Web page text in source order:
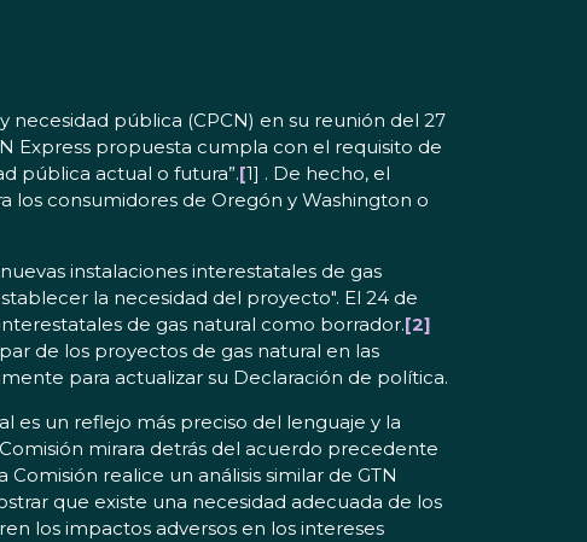
necesidad pública (CPCN) en su reunión del 27
Express propuesta cumpla con el requisito de
pública actual o futura”.[1] . De hecho, el
los consumidores de Oregón y Washington o
instalaciones interestatales de gas
la necesidad del proyecto". El 24 de
de gas natural como borrador.[2]
de los proyectos de gas natural en las
para actualizar su Declaración de política.
es un reflejo más preciso del lenguaje y la
mirara detrás del acuerdo precedente
realice un análisis similar de GTN
que existe una necesidad adecuada de los
los impactos adversos en los intereses